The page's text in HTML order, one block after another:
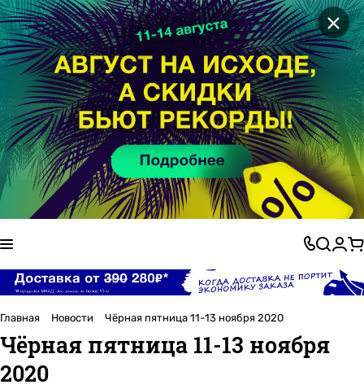
×
Главная Новости Чёрная пятница 11-13 ноября 2020
Чёрная пятница 11-13 ноября
2020